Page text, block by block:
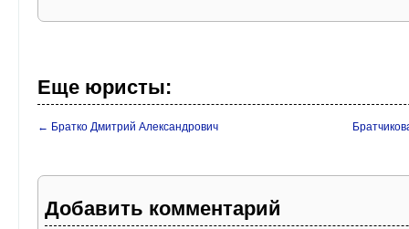
Еще юристы:
← Братко Дмитрий Александрович
Добавить комментарий